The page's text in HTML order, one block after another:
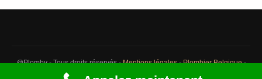
@Plomby - Tous droits réservés -Mentions légales-Plombier Belgique-
Débouchage Belgique